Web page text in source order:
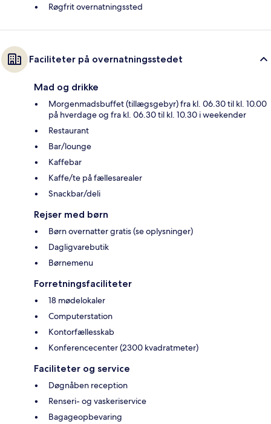
Røgfrit overnatningssted
Faciliteter på overnatningsstedet
Mad og drikke
Morgenmadsbuffet (tillægsgebyr) fra kl. 06.30 til kl. 10.00
på hverdage og fra kl. 06.30 til kl. 10.30 i weekender
Restaurant
Bar/lounge
Kaffebar
Kaffe/te på fællesarealer
Snackbar/deli
Rejser med børn
Børn overnatter gratis (se oplysninger)
Dagligvarebutik
Børnemenu
Forretningsfaciliteter
18 mødelokaler
Computerstation
Kontorfællesskab
Konferencecenter (2300 kvadratmeter)
Faciliteter og service
Døgnåben reception
Renseri- og vaskeriservice
Bagageopbevaring